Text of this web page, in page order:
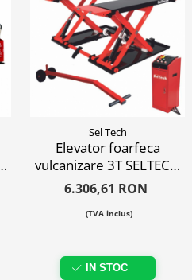
Sel Tech
Elevator foarfeca
vulcanizare 3T SELTECH
ST8133-220V mobil,
profesional
6.306,61 RON
(TVA inclus)
IN STOC